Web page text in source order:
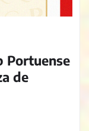
Portuense
de